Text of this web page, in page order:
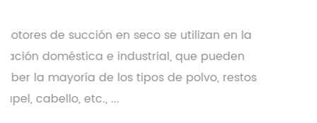
En los últimos años, los productos para
polvo del hogar, como las aspiradoras,
recibido cada vez más atención y
por parte de los consumido...